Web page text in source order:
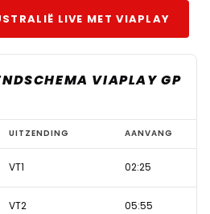
LIVE MET VIAPLAY
VIAPLAY GP
UITZENDING AANVANG
VT1 02:25
VT2 05:55